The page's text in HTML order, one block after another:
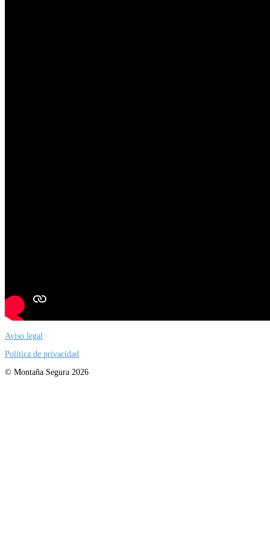
Aviso legal
Política de privacidad
© Montaña Segura 2026